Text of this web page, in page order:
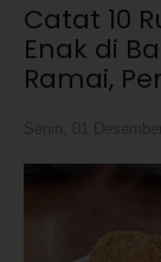
Catat 10
Enak di
Ramai,